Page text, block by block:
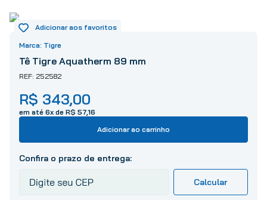
Tigre
Tê Tigre Aquatherm 89 mm
252582
R$ 343,00
em até 6x de R$ 5716
Adicionar ao carrinho
5
º
vaso sanitário
6º
torneira
7 º
cimento
8º
chuveiro
9º
telha
10º tinta